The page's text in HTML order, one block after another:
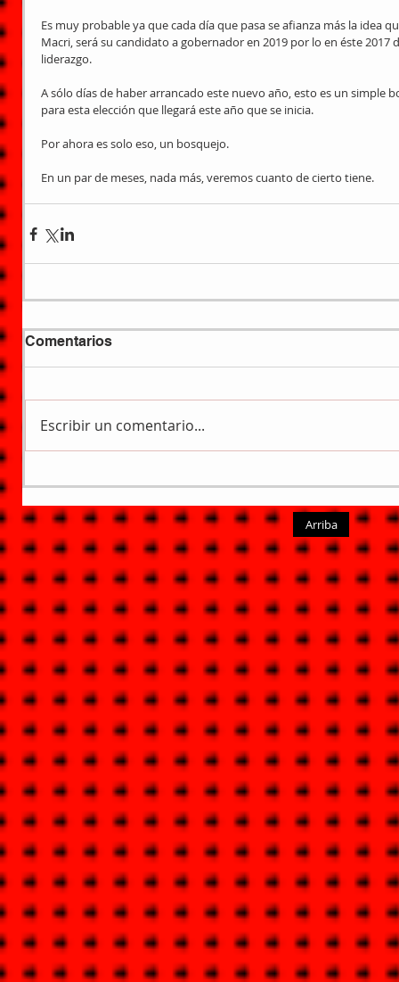
Es muy probable ya que cada día que pasa se afianza más la idea
Macri, será su candidato a gobernador en 2019 por lo en éste
liderazgo.
A sólo días de haber arrancado este nuevo año, esto es un simple
para esta elección que llegará este año que se inicia.
Por ahora es solo eso, un bosquejo.
En un par de meses, nada más, veremos cuanto de cierto tiene.
Comentarios
Escribir un comentario...
Arriba